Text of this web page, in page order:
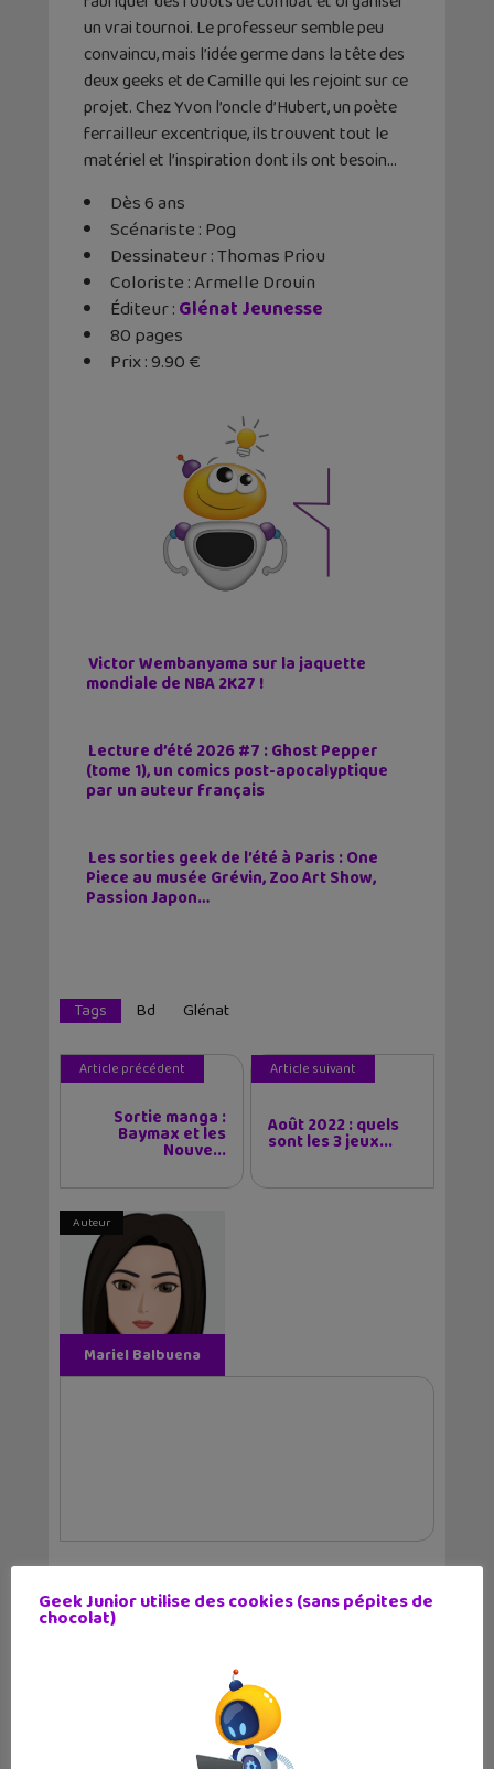
un vrai tournoi. Le professeur semble peu
convaincu, mais l’idée germe dans la tête des
deux geeks et de Camille qui les rejoint sur ce
projet. Chez Yvon l’oncle d’Hubert, un poète
ferrailleur excentrique, ils trouvent tout le
matériel et l’inspiration dont ils ont besoin…
Dès 6 ans
Scénariste : Pog
Dessinateur : Thomas Priou
Coloriste : Armelle Drouin
Éditeur : ‎Glénat Jeunesse
80 pages
Prix : 9.90 €
Victor Wembanyama sur la jaquette
mondiale de NBA 2K27 !
Lecture d’été 2026 #7 : Ghost Pepper
(tome 1), un comics post-apocalyptique
par un auteur français
Les sorties geek de l’été à Paris : One
Piece au musée Grévin, Zoo Art Show,
Passion Japon…
Tags Bd Glénat
Article précédent
Sortie manga :
Baymax et les
Nouve...
Article suivant
Août 2022 : quels
sont les 3 jeux...
Auteur
Mariel Balbuena
Articles similaires
Geek Junior utilise des cookies (sans pépites de
chocolat)